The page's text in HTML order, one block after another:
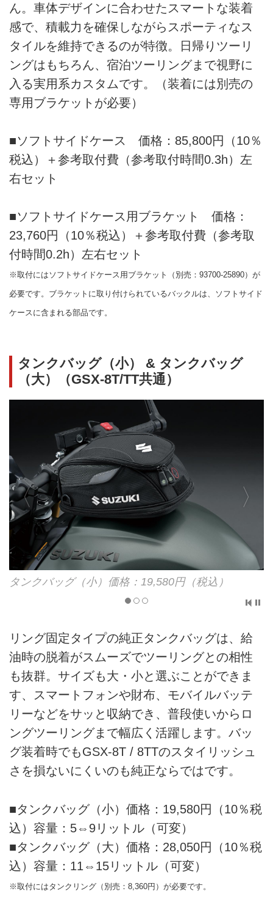
ん。車体デザインに合わせたスマートな装着
感で、積載力を確保しながらスポーティなス
タイルを維持できるのが特徴。日帰りツーリ
ングはもちろん、宿泊ツーリングまで視野に
入る実用系カスタムです。（装着には別売の
専用ブラケットが必要）
■ソフトサイドケース 価格：85,800円（10％
税込）＋参考取付費（参考取付時間0.3h）左
右セット
■ソフトサイドケース用ブラケット 価格：
23,760円（10％税込）＋参考取付費（参考取
付時間0.2h）左右セット
※取付にはソフトサイドケース用ブラケット（別売：93700-25890）が
必要です。ブラケットに取り付けられているバックルは、ソフトサイド
ケースに含まれる部品です。
タンクバッグ（小） & タンクバッグ
（大）（GSX-8T/TT共通）
タンクバッグ（小）価格：19,580円（税込）
リング固定タイプの純正タンクバッグは、給
油時の脱着がスムーズでツーリングとの相性
も抜群。サイズも大・小と選ぶことができま
す、スマートフォンや財布、モバイルバッテ
リーなどをサッと収納でき、普段使いからロ
ングツーリングまで幅広く活躍します。バッ
グ装着時でもGSX-8T / 8TTのスタイリッシュ
さを損ないにくいのも純正ならではです。
■タンクバッグ（小）価格：19,580円（10％税
込）容量：5⇔9リットル（可変）
■タンクバッグ（大）価格：28,050円（10％税
込）容量：11⇔15リットル（可変）
※取付にはタンクリング（別売：8,360円）が必要です。